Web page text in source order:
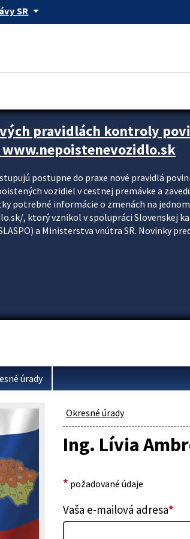
SR arrow_drop_down
pravidlách kontroly
postupne do praxe nové pravidlá
vozidiel v cestnej premávke a
potrebné informácie o zmenách na
, ktorý vznikol v spolupráci Slovenskej
a Ministerstva vnútra SR. Novinky
úrady
Okresné úrady
Ing. Lívia
* požadované údaje
Vaša e-mailová adresa*